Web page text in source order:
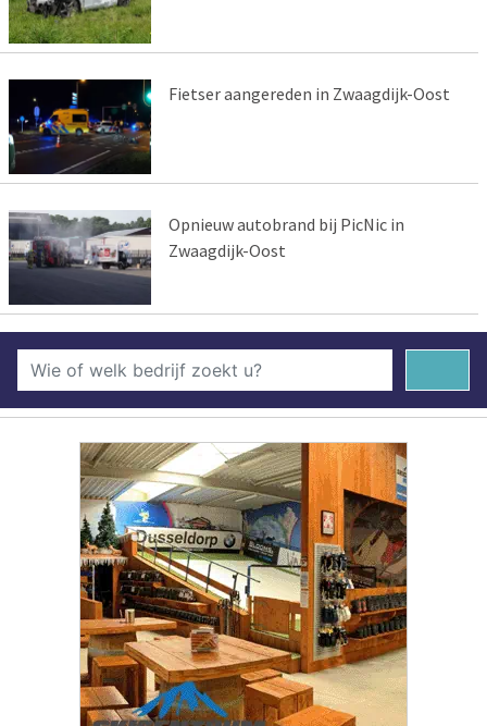
Fietser aangereden in Zwaagdijk-Oost
Opnieuw autobrand bij PicNic in
Zwaagdijk-Oost